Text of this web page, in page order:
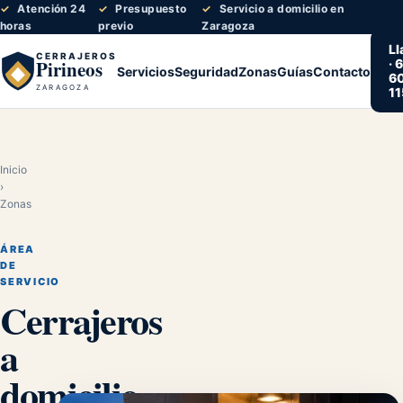
Atención 24
horas
Presupuesto
previo
Servicio a domicilio en
Zaragoza
CERRAJEROS
Pirineos
ZARAGOZA
ServiciosSeguridadZonasGuíasContacto
·
Inicio
›
Zonas
ÁREA
DE
SERVICIO
Cerrajeros
a